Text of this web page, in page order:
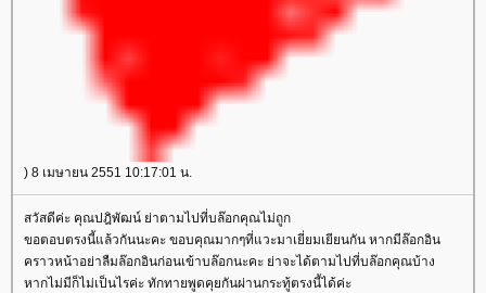
) 8 เมษายน 2551 10:17:01 น.
สวัสดีค่ะ คุณปฎิพัฒน์ ย่าตามไปที่บล๊อกคุณไม่ถูก
ขอตอบตรงนี้แล้วกันนะคะ ขอบคุณมากๆที่แวะมาเยี่ยมเยียนกัน หากมีล๊อกอิน
คราวหน้าอย่าลืมล๊อกอินก่อนเข้าบล๊อกนะคะ ย่าจะได้ตามไปที่บล๊อกคุณบ้าง
หากไม่มีก็ไม่เป็นไรค่ะ ทักทายพูดคุยกันผ่านกระทู้ตรงนี้ได้ค่ะ